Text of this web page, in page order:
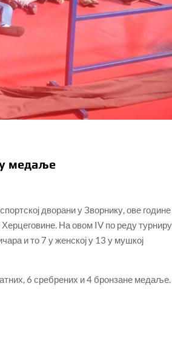
медаље
дворани у Зворнику, ове године
Херцеговине. На овом IV по реду турниру
и то 7 у женској у 13 у мушкој
6 сребрених и 4 бронзане медаље.